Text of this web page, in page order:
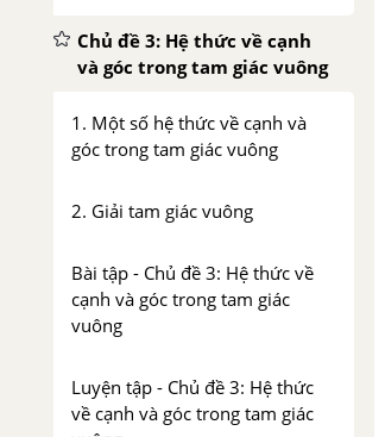
Chủ đề 3: Hệ thức về cạnh
và góc trong tam giác vuông
1. Một số hệ thức về cạnh và
góc trong tam giác vuông
2. Giải tam giác vuông
Bài tập - Chủ đề 3: Hệ thức về
cạnh và góc trong tam giác
vuông
Luyện tập - Chủ đề 3: Hệ thức
về cạnh và góc trong tam giác